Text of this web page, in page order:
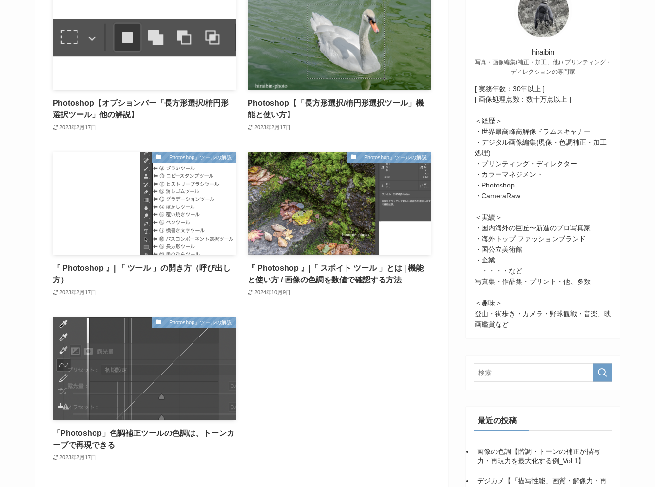
Photoshop【オプションバー「長方形選択/楕円形
選択ツール」他の解説】
2023年2月17日
Photoshop【「長方形選択/楕円形選択ツール」機
能と使い方】
2023年2月17日
「Photoshop」ツールの解説
『 Photoshop 』| 「 ツール 」の開き方（呼び出し
方）
2023年2月17日
「Photoshop」ツールの解説
『 Photoshop 』|「 スポイト ツール 」とは | 機能
と使い方 / 画像の色調を数値で確認する方法
2024年10月9日
「Photoshop」ツールの解説
「Photoshop」色調補正ツールの色調は、トーンカ
ーブで再現できる
2023年2月17日
hiraibin
写真・画像編集(補正・加工、他) / プリンティング・
ディレクションの専門家
[ 実務年数：30年以上 ]
[ 画像処理点数：数十万点以上 ]
＜経歴＞
・世界最高峰高解像ドラムスキャナー
・デジタル画像編集(現像・色調補正・加工
処理)
・プリンティング・ディレクター
・カラーマネジメント
・Photoshop
・CameraRaw
＜実績＞
・国内海外の巨匠〜新進のプロ写真家
・海外トップ ファッションブランド
・国公立美術館
・企業
・・・・など
写真集・作品集・プリント・他、多数
＜趣味＞
登山・街歩き・カメラ・野球観戦・音楽、映
画鑑賞など
最近の投稿
画像の色調【階調・トーンの補正が描写
力・再現力を最大化する例_Vol.1】
デジカメ【「描写性能」画質・解像力・再